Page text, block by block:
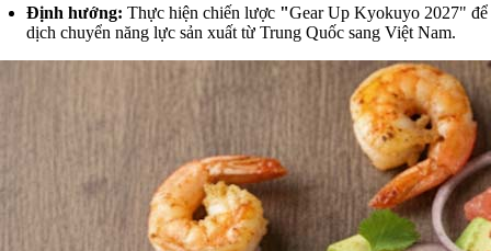
Định hướng: Thực hiện chiến lược "Gear Up Kyokuyo 2027" để
dịch chuyển năng lực sản xuất từ Trung Quốc sang Việt Nam.